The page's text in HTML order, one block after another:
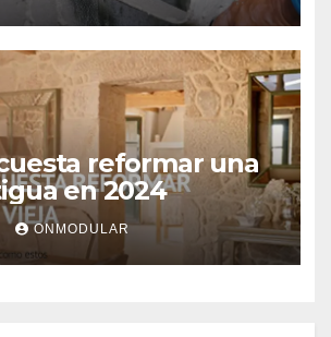
reformar una
en 2024
ONMODULAR